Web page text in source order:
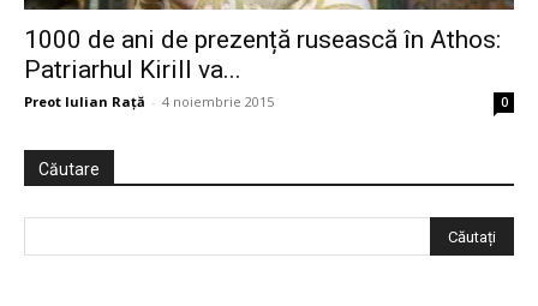
1000 de ani de prezență rusească în Athos:
Patriarhul Kirill va...
Preot Iulian Raţă - 4 noiembrie 2015 0
Căutare